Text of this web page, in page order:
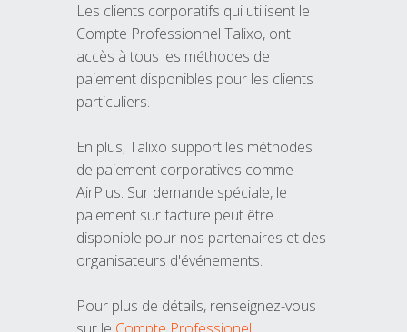
Les clients corporatifs qui utilisent le
Compte Professionnel Talixo, ont
accès à tous les méthodes de
paiement disponibles pour les clients
particuliers.
En plus, Talixo support les méthodes
de paiement corporatives comme
AirPlus. Sur demande spéciale, le
paiement sur facture peut être
disponible pour nos partenaires et des
organisateurs d'événements.
Pour plus de détails, renseignez-vous